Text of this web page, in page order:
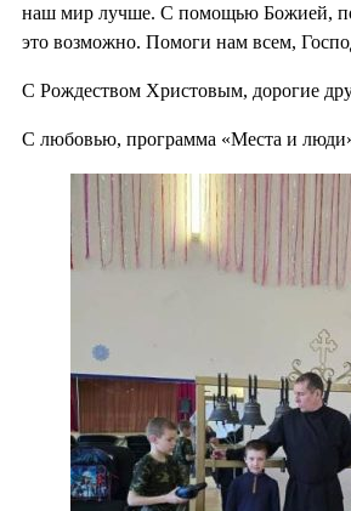
наш мир лучше. С помощью Божией,
это возможно. Помоги нам всем,
С Рождеством Христовым, дорогие
С любовью, программа «Места и